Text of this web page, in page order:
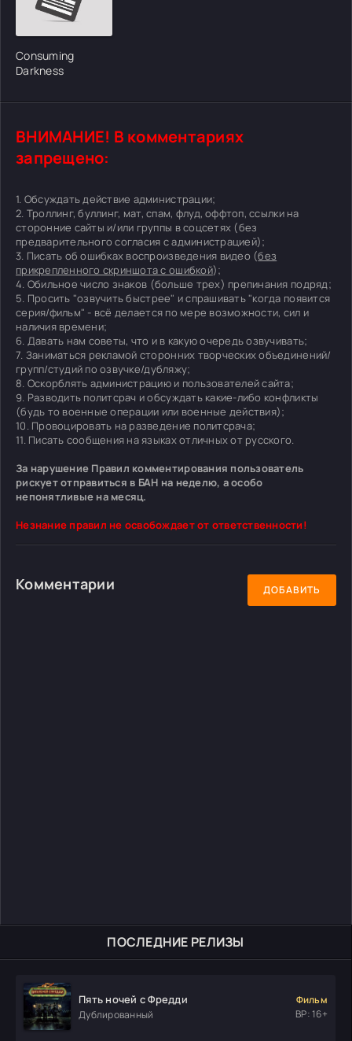
ПОСЛЕДНИЕ РЕЛИЗЫ
Пять ночей с Фредди
Дублированный
Фильм
ВР: 16+
Consuming
Darkness
ВНИМАНИЕ! В комментариях
запрещено:
1. Обсуждать действие администрации;
2. Троллинг, буллинг, мат, спам, флуд, оффтоп, ссылки на
сторонние сайты и/или группы в соцсетях (без
предварительного согласия с администрацией);
3. Писать об ошибках воспроизведения видео (без
прикрепленного скриншота с ошибкой);
4. Обильное число знаков (больше трех) препинания подряд;
5. Просить "озвучить быстрее" и спрашивать "когда появится
серия/фильм" - всё делается по мере возможности, сил и
наличия времени;
6. Давать нам советы, что и в какую очередь озвучивать;
7. Заниматься рекламой сторонних творческих объединений/
групп/студий по озвучке/дубляжу;
8. Оскорблять администрацию и пользователей сайта;
9. Разводить политсрач и обсуждать какие-либо конфликты
(будь то военные операции или военные действия);
10. Провоцировать на разведение политсрача;
11. Писать сообщения на языках отличных от русского.
За нарушение Правил комментирования пользователь
рискует отправиться в БАН на неделю, а особо
непонятливые на месяц.
Незнание правил не освобождает от ответственности!
Комментарии ДОБАВИТЬ